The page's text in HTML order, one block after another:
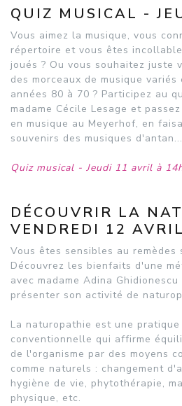
QUIZ MUSICAL -
Vous aimez la musique, vous
répertoire et vous êtes
joués ? Ou vous souhaitez juste
des morceaux de musique
années 80 à 70 ? Participez au
madame Cécile Lesage et
en musique au Meyerhof, en
souvenirs des musiques d'antan...
Quiz musical - Jeudi 11 avril à
DÉCOUVRIR LA
VENDREDI 12 AVRIL
Vous êtes sensibles au remèdes
Découvrez les bienfaits d'une
avec madame Adina
présenter son activité de
La naturopathie est une pratique
conventionnelle qui affirme
de l'organisme par des moyens
comme naturels : changement
hygiène de vie, phytothérapie,
physique, etc.